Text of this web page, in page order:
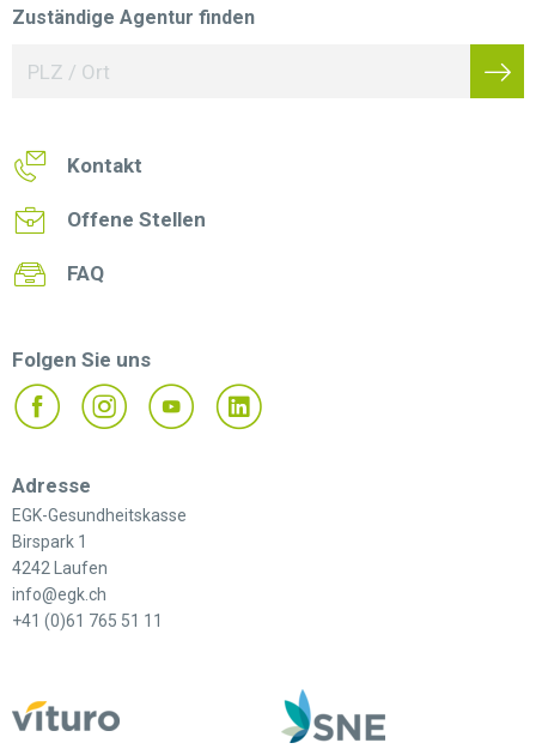
Zuständige Agentur finden
Kontakt
Offene Stellen
FAQ
Folgen Sie uns
Adresse
EGK-Gesundheitskasse
Birspark 1
4242 Laufen
info@egk.ch
+41 (0)61 765 51 11